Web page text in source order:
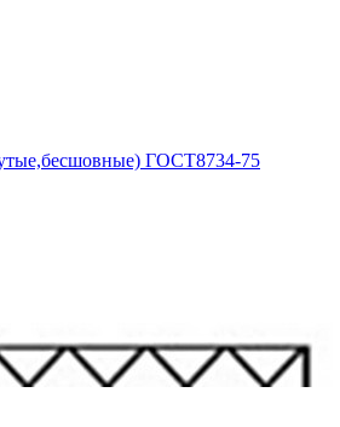
ГОСТ8734-75